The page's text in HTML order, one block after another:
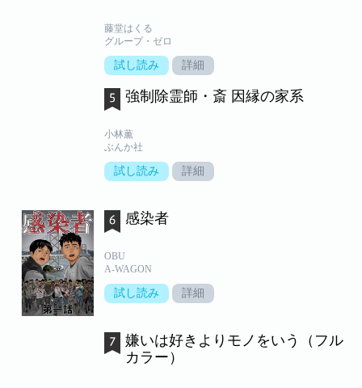
藤堂はくる
グループ・ゼロ
試し読み 詳細
強制除霊師・斎 因縁の家系
小林薫
ぶんか社
試し読み 詳細
感染者
OBU
A-WAGON
試し読み 詳細
嫌いは好きよりモノをいう（フル
カラー）